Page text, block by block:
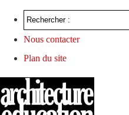
Nous contacter
Plan du site